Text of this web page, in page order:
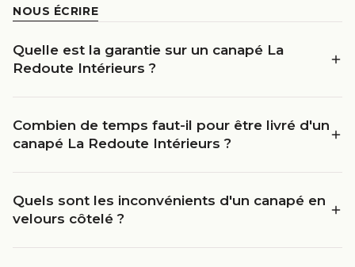
NOUS ÉCRIRE
Quelle est la garantie sur un canapé La
Redoute Intérieurs ?
Combien de temps faut-il pour être livré d'un
canapé La Redoute Intérieurs ?
Quels sont les inconvénients d'un canapé en
velours côtelé ?